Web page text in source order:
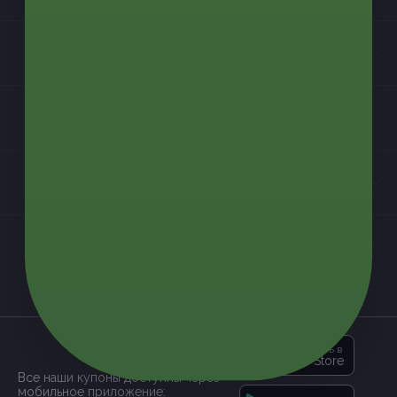
Все наши купоны доступны через
мобильное приложение:
загрузить в
App Store